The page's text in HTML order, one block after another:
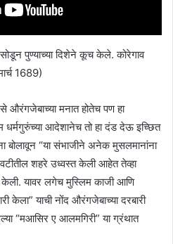
सोडून पुण्याच्या दिशेने कूच केले. कोरेगाव
1689)
औरंगजेबाच्या मनात होतेच पण हा
धर्मगुरुंच्या आदेशानेच तो हा दंड देऊ इच्छित
बोलावून “या संभाजीने अनेक मुसलमानांना
शहरे उध्वस्त केली आहेत तेव्हा
केली. यावर लगेच मुस्लिम काजी आणि
केला” याची नोंद औरंगजेबाच्या दरबारी
“मआसिर ए आलमगिरी” या ग्रंथात